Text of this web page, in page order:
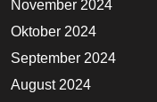
November 2024
Oktober 2024
September 2024
August 2024